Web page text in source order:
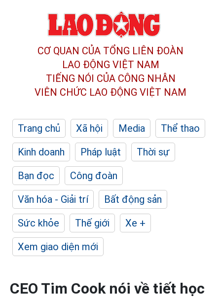
CƠ QUAN CỦA TỔNG LIÊN ĐOÀN
LAO ĐỘNG VIỆT NAM
TIẾNG NÓI CỦA CÔNG NHÂN
VIÊN CHỨC LAO ĐỘNG VIỆT NAM
Trang chủ Xã hội Media
Thể thao
Kinh doanh
Pháp luật
Thời sự
Bạn đọc
Công đoàn
Văn hóa - Giải trí
Bất động sản
Sức khỏe
Thế giới
Xe +
Xem giao diện mới
CEO Tim Cook nói về tiết học